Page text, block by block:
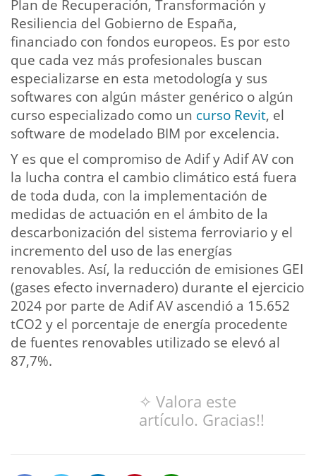
Plan de Recuperación, Transformación y
Resiliencia del Gobierno de España,
financiado con fondos europeos. Es por esto
que cada vez más profesionales buscan
especializarse en esta metodología y sus
softwares con algún máster genérico o algún
curso especializado como un curso Revit, el
software de modelado BIM por excelencia.
Y es que el compromiso de Adif y Adif AV con
la lucha contra el cambio climático está fuera
de toda duda, con la implementación de
medidas de actuación en el ámbito de la
descarbonización del sistema ferroviario y el
incremento del uso de las energías
renovables. Así, la reducción de emisiones GEI
(gases efecto invernadero) durante el ejercicio
2024 por parte de Adif AV ascendió a 15.652
tCO2 y el porcentaje de energía procedente
de fuentes renovables utilizado se elevó al
87,7%.
✧ Valora este
artículo. Gracias!!